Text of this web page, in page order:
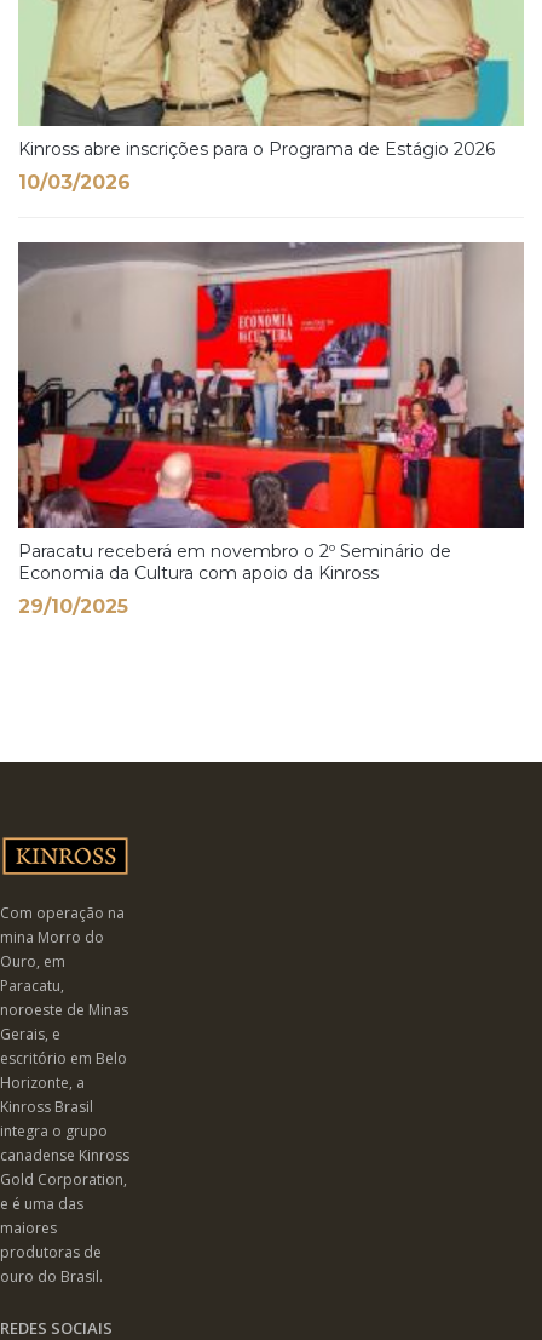
Kinross abre inscrições para o Programa de Estágio 2026
10/03/2026
Paracatu receberá em novembro o 2º Seminário de
Economia da Cultura com apoio da Kinross
29/10/2025
Com operação na
mina Morro do
Ouro, em
Paracatu,
noroeste de Minas
Gerais, e
escritório em Belo
Horizonte, a
Kinross Brasil
integra o grupo
canadense Kinross
Gold Corporation,
e é uma das
maiores
produtoras de
ouro do Brasil.
REDES SOCIAIS